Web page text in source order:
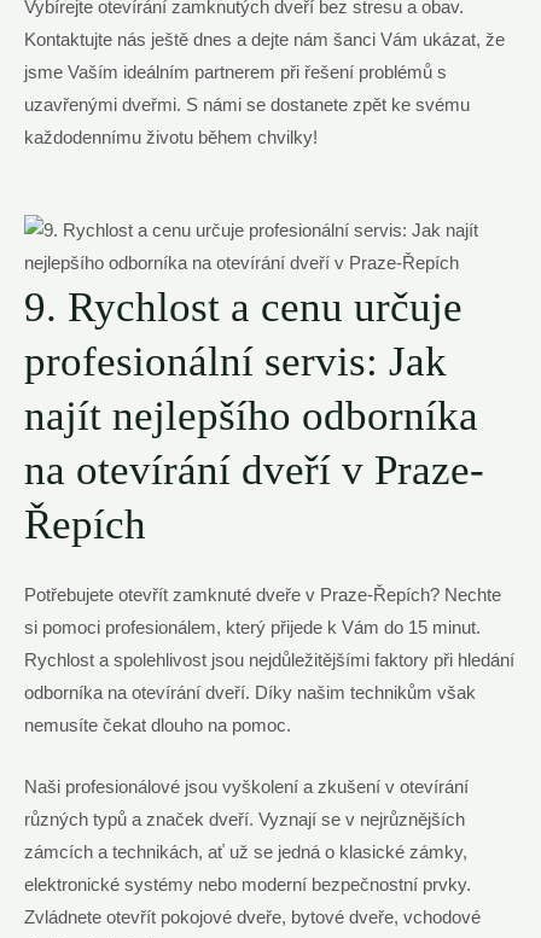
Vybírejte otevírání zamknutých dveří bez stresu a obav.
Kontaktujte nás ještě dnes a dejte nám šanci Vám ukázat, že
jsme Vaším ideálním partnerem při řešení problémů s
uzavřenými dveřmi. S námi se dostanete zpět ke svému
každodennímu životu během chvilky!
9. Rychlost a cenu určuje
profesionální servis: Jak
najít nejlepšího odborníka
na otevírání dveří v Praze-
Řepích
Potřebujete otevřít zamknuté dveře v Praze-Řepích? Nechte
si pomoci profesionálem, který přijede k Vám do 15 minut.
Rychlost a spolehlivost jsou nejdůležitějšími faktory při hledání
odborníka na otevírání dveří. Díky našim technikům však
nemusíte čekat dlouho na pomoc.
Naši profesionálové jsou vyškolení a zkušení v otevírání
různých typů a značek dveří. Vyznají se v nejrůznějších
zámcích a technikách, ať už se jedná o klasické zámky,
elektronické systémy nebo moderní bezpečnostní prvky.
Zvládnete otevřít pokojové dveře, bytové dveře, vchodové